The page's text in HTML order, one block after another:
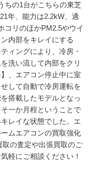
ちの1台がこちらの東芝
年、能力は2.2kW、適
コリのほかPM2.5やウイ
内部をキレイにする
ィングにより、冷房・
洗い流して内部をクリ
、エアコン停止中に室
して自動で冷房運転を
搭載したモデルとなっ
一か月程ということで
レイな状態でした。エ
ムエアコンの買取強化
の査定や出張買取のご
軽にご相談ください！